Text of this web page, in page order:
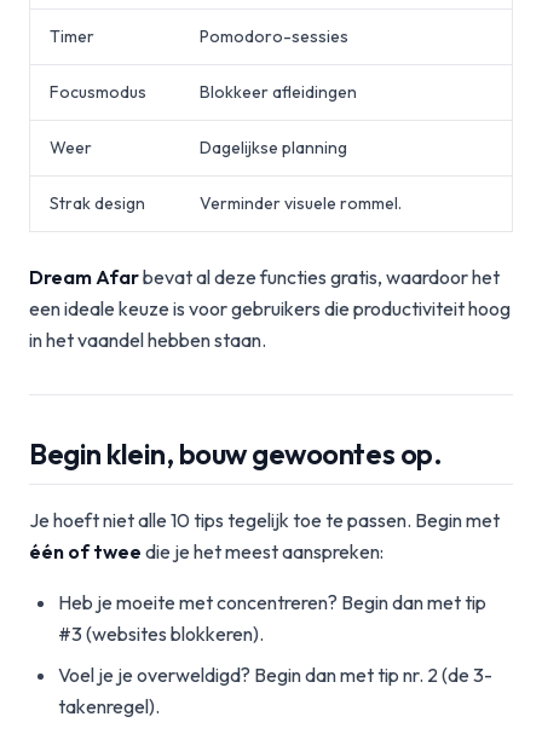
Timer Pomodoro-sessies
Focusmodus Blokkeer afleidingen
Weer Dagelijkse planning
Strak design Verminder visuele rommel.
Dream Afarbevat al deze functies gratis, waardoor het
een ideale keuze is voor gebruikers die productiviteit hoog
in het vaandel hebben staan.
Begin klein, bouw gewoontes op.
Je hoeft niet alle 10 tips tegelijk toe te passen. Begin met
één of twee die je het meest aanspreken:
Heb je moeite met concentreren? Begin dan met tip
#3 (websites blokkeren).
Voel je je overweldigd? Begin dan met tip nr. 2 (de 3-
takenregel).